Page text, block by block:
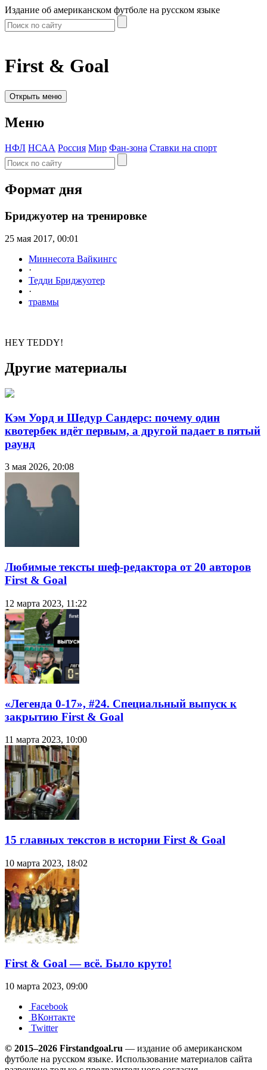
Издание об американском футболе на русском языке
First & Goal
Открыть меню
Меню
НФЛ НСАА Россия Мир Фан-зона Ставки на спорт
Формат дня
Бриджуотер на тренировке
25 мая 2017, 00:01
Миннесота Вайкингс
·
Тедди Бриджуотер
·
травмы
HEY TEDDY!
Другие материалы
Кэм Уорд и Шедур Сандерс: почему один
квотербек идёт первым, а другой падает в пятый
раунд
3 мая 2026, 20:08
Любимые тексты шеф-редактора от 20 авторов
First & Goal
12 марта 2023, 11:22
«Легенда 0-17», #24. Специальный выпуск к
закрытию First & Goal
11 марта 2023, 10:00
15 главных текстов в истории First & Goal
10 марта 2023, 18:02
First & Goal — всё. Было круто!
10 марта 2023, 09:00
Facebook
ВКонтакте
Twitter
© 2015–2026 Firstandgoal.ru — издание об американском
футболе на русском языке. Использование материалов cайта